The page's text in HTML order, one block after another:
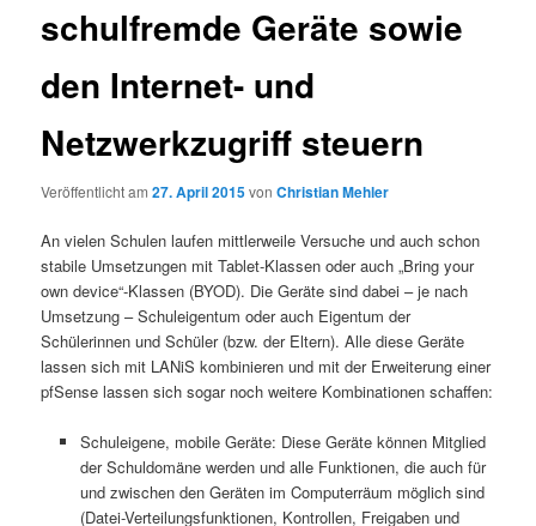
schulfremde Geräte sowie
den Internet- und
Netzwerkzugriff steuern
Veröffentlicht am27. April 2015vonChristian Mehler
An vielen Schulen laufen mittlerweile Versuche und auch schon
stabile Umsetzungen mit Tablet-Klassen oder auch „Bring your
own device“-Klassen (BYOD). Die Geräte sind dabei – je nach
Umsetzung – Schuleigentum oder auch Eigentum der
Schülerinnen und Schüler (bzw. der Eltern). Alle diese Geräte
lassen sich mit LANiS kombinieren und mit der Erweiterung einer
pfSense lassen sich sogar noch weitere Kombinationen schaffen:
Schuleigene, mobile Geräte: Diese Geräte können Mitglied
der Schuldomäne werden und alle Funktionen, die auch für
und zwischen den Geräten im Computerräum möglich sind
(Datei-Verteilungsfunktionen, Kontrollen, Freigaben und